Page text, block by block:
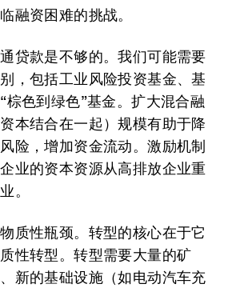
融资困难的挑战。
贷款是不够的。我们可能需要
，包括工业风险投资基金、基
棕色到绿色”基金。扩大混合融
本结合在一起）规模有助于降
险，增加资金流动。激励机制
业的资本资源从高排放企业重
。
质性瓶颈。 转型的核心在于它
性转型。转型需要大量的矿
新的基础设施（如电动汽车充